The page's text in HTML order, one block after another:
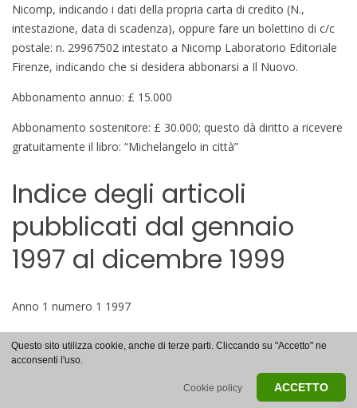
Nicomp, indicando i dati della propria carta di credito (N.,
intestazione, data di scadenza), oppure fare un bolettino di c/c
postale: n. 29967502 intestato a Nicomp Laboratorio Editoriale
Firenze, indicando che si desidera abbonarsi a Il Nuovo.
Abbonamento annuo: £ 15.000
Abbonamento sostenitore: £ 30.000; questo dà diritto a ricevere
gratuitamente il libro: “Michelangelo in città”
Indice degli articoli
pubblicati dal gennaio
1997 al dicembre 1999
Anno 1 numero 1 1997
Volevi papà? Arriva mamma di Massimo Papini
Presunti minorenni, attenti di Ivan Nicoletti
Vittime, insegnanti e bulli di Andrea Smorti
Questo sito utilizza cookie, anche di terze parti. Cliccando su "Accetto" ne
acconsenti l'uso.
Cookie policy ACCETTO